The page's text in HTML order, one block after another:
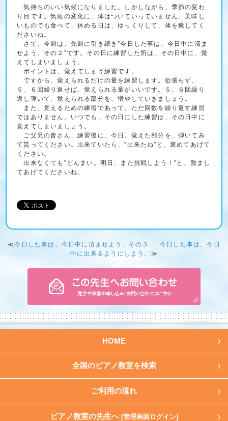
気持ちのいい気候になりました。しかしながら、季節の変わ
り目です。気候の変化に、体はついていっていません。美味し
いものでも食べて、休める日は、ゆっくりして、体を癒してく
ださいね。
さて、今週は、先週に引き続き”今日した事は、今日中に済ま
せよう。その２”です。その日に練習した所は、その日中に、覚
えてしまいましょう。
ポイントは、覚えてしまう練習です。
ですから、覚えられるだけの量を練習します。欲張らず、
５、６回繰り返せば、覚えられる量がいいです。５、６回繰り
返し弾いて、覚えられる部分を、増やしていきましょう。
また、覚えるための練習であって、ただ回数を繰り返す練習
ではありません。いつでも、その日にした練習は、その日中に
覚えてしまいましょう。
ご父兄の皆さん、練習後に、今日、覚えた部分を、弾いてみ
て貰ってください。出来ていたら、”出来たね”と、褒めてあげて
ください。
出来なくても”どんまい。明日、また挑戦しよう！”と、励まし
てあげてくださいね。
≪今日した事は、今日中に済ませよう。その３
今日した事は、今日
中に出来るようにしよう。 ≫
HOME
全国のピアノ教室を検索
ご利用の流れ
ピアノ教室の先生へ [管理画面ログイン]